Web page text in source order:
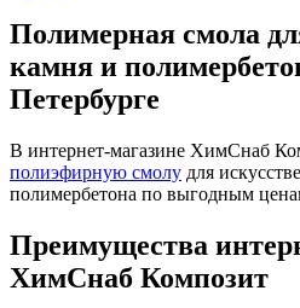
Полимерная смола
камня и
Петербурге
В интернет-магазине ХимСнаб
полиэфирную смолу для
полимербетона по выгодным
Преимущества
ХимСнаб Композит